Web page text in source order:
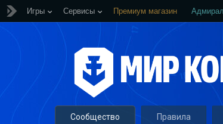
Игры Сервисы Премиум магазин
Сообщество Правила